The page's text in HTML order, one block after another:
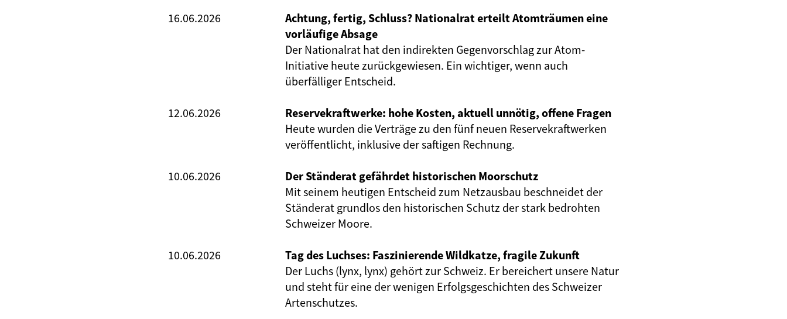
16.06.2026
Achtung, fertig, Schluss? Nationalrat erteilt Atomträumen eine
vorläufige Absage
Der Nationalrat hat den indirekten Gegenvorschlag zur Atom-
Initiative heute zurückgewiesen. Ein wichtiger, wenn auch
überfälliger Entscheid.
12.06.2026
Reservekraftwerke: hohe Kosten, aktuell unnötig, offene Fragen
Heute wurden die Verträge zu den fünf neuen Reservekraftwerken
veröffentlicht, inklusive der saftigen Rechnung.
10.06.2026
Der Ständerat gefährdet historischen Moorschutz
Mit seinem heutigen Entscheid zum Netzausbau beschneidet der
Ständerat grundlos den historischen Schutz der stark bedrohten
Schweizer Moore.
10.06.2026
Tag des Luchses: Faszinierende Wildkatze, fragile Zukunft
Der Luchs (lynx, lynx) gehört zur Schweiz. Er bereichert unsere Natur
und steht für eine der wenigen Erfolgsgeschichten des Schweizer
Artenschutzes.